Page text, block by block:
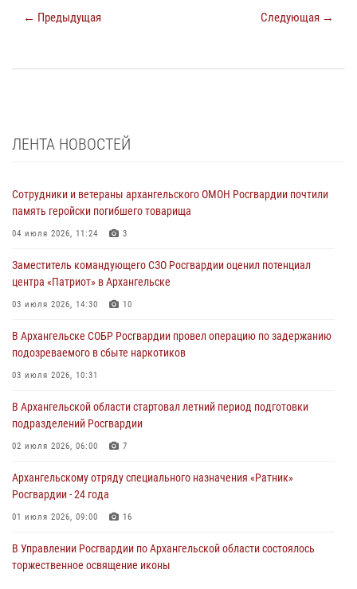
← Предыдущая Следующая →
ЛЕНТА НОВОСТЕЙ
Сотрудники и ветераны архангельского ОМОН Росгвардии почтили
память геройски погибшего товарища
04 июля 2026, 11:24 3
Заместитель командующего СЗО Росгвардии оценил потенциал
центра «Патриот» в Архангельске
03 июля 2026, 14:30 10
В Архангельске СОБР Росгвардии провел операцию по задержанию
подозреваемого в сбыте наркотиков
03 июля 2026, 10:31
В Архангельской области стартовал летний период подготовки
подразделений Росгвардии
02 июля 2026, 06:00 7
Архангельскому отряду специального назначения «Ратник»
Росгвардии - 24 года
01 июля 2026, 09:00 16
В Управлении Росгвардии по Архангельской области состоялось
торжественное освящение иконы